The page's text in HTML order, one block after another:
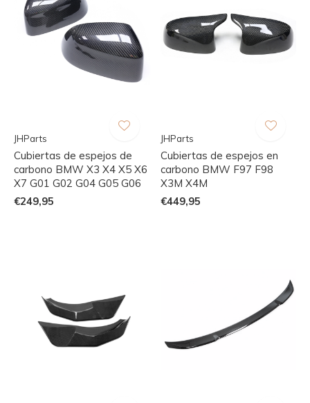
JHParts
Cubiertas de espejos de
carbono BMW X3 X4 X5 X6
X7 G01 G02 G04 G05 G06
€249,95
JHParts
Cubiertas de espejos en
carbono BMW F97 F98
X3M X4M
€449,95